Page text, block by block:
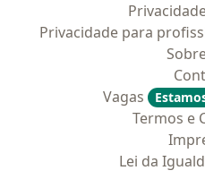
Privacidade para
Vagas
Termos e
Lei da